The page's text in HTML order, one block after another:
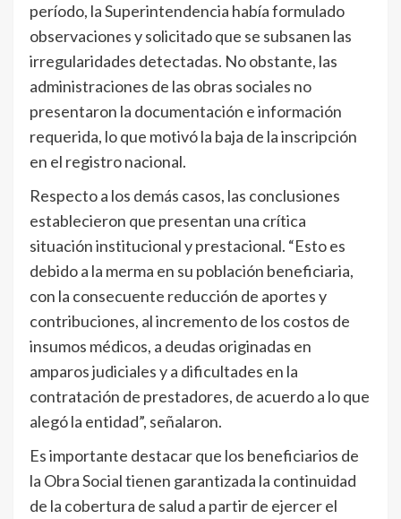
período, la Superintendencia había formulado
observaciones y solicitado que se subsanen las
irregularidades detectadas. No obstante, las
administraciones de las obras sociales no
presentaron la documentación e información
requerida, lo que motivó la baja de la inscripción
en el registro nacional.
Respecto a los demás casos, las conclusiones
establecieron que presentan una crítica
situación institucional y prestacional. “Esto es
debido a la merma en su población beneficiaria,
con la consecuente reducción de aportes y
contribuciones, al incremento de los costos de
insumos médicos, a deudas originadas en
amparos judiciales y a dificultades en la
contratación de prestadores, de acuerdo a lo que
alegó la entidad”, señalaron.
Es importante destacar que los beneficiarios de
la Obra Social tienen garantizada la continuidad
de la cobertura de salud a partir de ejercer el